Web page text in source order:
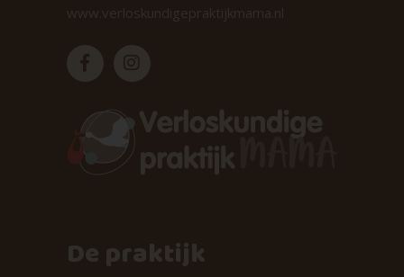
www.verloskundigepraktijkmama.nl
De praktijk